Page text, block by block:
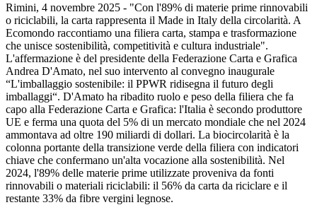
Rimini, 4 novembre 2025 - "Con l'89% di materie prime rinnovabili
o riciclabili, la carta rappresenta il Made in Italy della circolarità. A
Ecomondo raccontiamo una filiera carta, stampa e trasformazione
che unisce sostenibilità, competitività e cultura industriale".
L'affermazione è del presidente della Federazione Carta e Grafica
Andrea D'Amato, nel suo intervento al convegno inaugurale
“L'imballaggio sostenibile: il PPWR ridisegna il futuro degli
imballaggi“. D'Amato ha ribadito ruolo e peso della filiera che fa
capo alla Federazione Carta e Grafica: l'Italia è secondo produttore
UE e ferma una quota del 5% di un mercato mondiale che nel 2024
ammontava ad oltre 190 miliardi di dollari. La biocircolarità è la
colonna portante della transizione verde della filiera con indicatori
chiave che confermano un'alta vocazione alla sostenibilità. Nel
2024, l'89% delle materie prime utilizzate proveniva da fonti
rinnovabili o materiali riciclabili: il 56% da carta da riciclare e il
restante 33% da fibre vergini legnose.